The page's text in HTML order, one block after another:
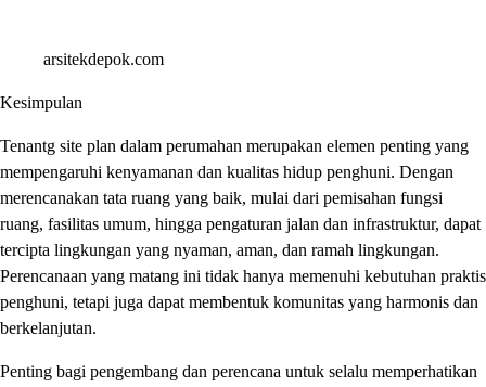
arsitekdepok.com
Kesimpulan
Tenantg site plan dalam perumahan merupakan elemen penting yang
mempengaruhi kenyamanan dan kualitas hidup penghuni. Dengan
merencanakan tata ruang yang baik, mulai dari pemisahan fungsi
ruang, fasilitas umum, hingga pengaturan jalan dan infrastruktur, dapat
tercipta lingkungan yang nyaman, aman, dan ramah lingkungan.
Perencanaan yang matang ini tidak hanya memenuhi kebutuhan praktis
penghuni, tetapi juga dapat membentuk komunitas yang harmonis dan
berkelanjutan.
Penting bagi pengembang dan perencana untuk selalu memperhatikan